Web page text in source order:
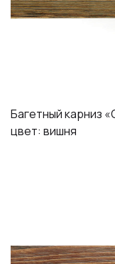
Багетный карниз
цвет: вишня